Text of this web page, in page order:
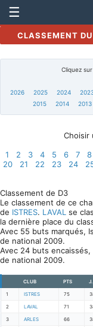
☰
CLASSEMENT
Cliquez
2026 2025 2024
2015
2014 2013
Choisir
1
2 3 4 5 6 7 8
20
21 22 23 24
Classement de D3
Le classement de ce
de ISTRES. LAVAL se
la dernière place du
Avec 55 buts marqués,
de national 2009.
Avec 24 buts
de national 2009.
CLUB PTS J.
1 ISTRES 75
2 LAVAL 71
3 ARLES 66